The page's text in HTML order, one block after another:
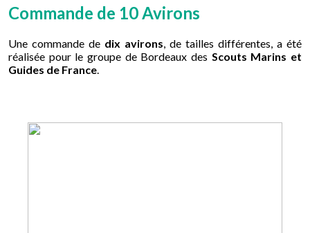
Commande de 10 Avirons
Une commande de dix avirons, de tailles différentes, a été
réalisée pour le groupe de Bordeaux des Scouts Marins et
Guides de France.